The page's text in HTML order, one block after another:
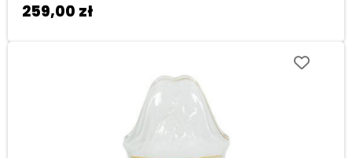
259,00 zł